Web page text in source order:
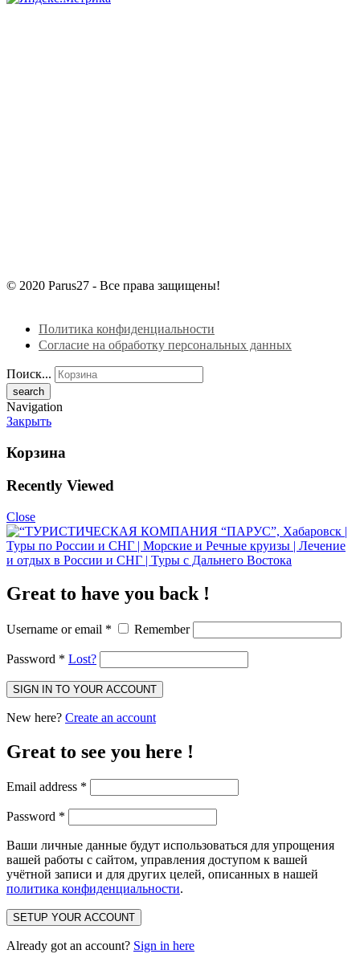
© 2020 Parus27 - Все права защищены!
Политика конфиденциальности
Согласие на обработку персональных данных
Поиск...
Navigation
Закрыть
Корзина
Recently Viewed
Close
Great to have you back !
Username or email * Remember
Password * Lost?
SIGN IN TO YOUR ACCOUNT
New here? Create an account
Great to see you here !
Email address *
Password *
Ваши личные данные будут использоваться для упрощения
вашей работы с сайтом, управления доступом к вашей
учётной записи и для других целей, описанных в нашей
политика конфиденциальности.
SETUP YOUR ACCOUNT
Already got an account? Sign in here